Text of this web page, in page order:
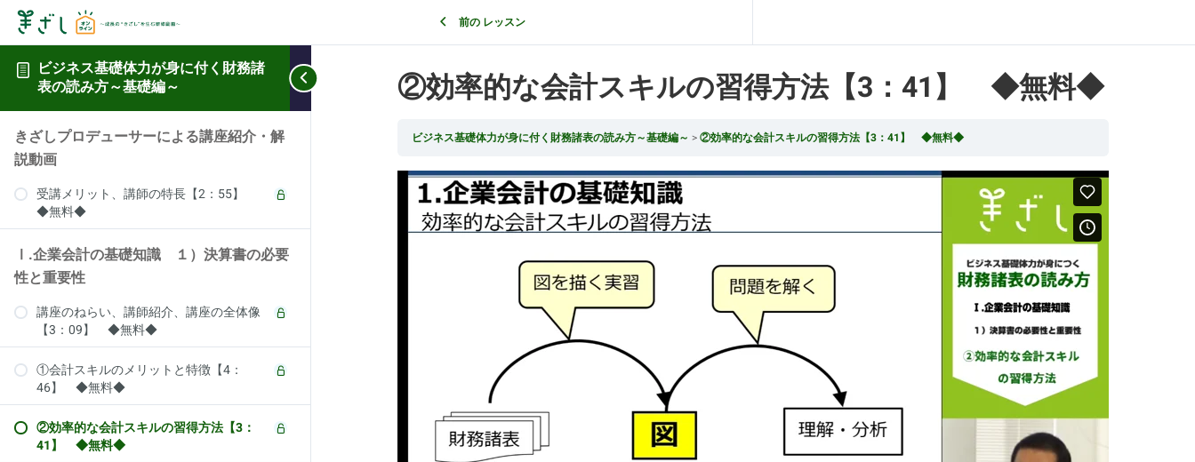
ビジネス基礎体力が身に付く財務諸
表の読み方～基礎編～
きざしプロデューサーによる講座紹介・解
説動画
受講メリット、講師の特長【2：55】
◆無料◆
Ⅰ.企業会計の基礎知識 １）決算書の必要
性と重要性
講座のねらい、講師紹介、講座の全体像
【3：09】 ◆無料◆
①会計スキルのメリットと特徴【4：
46】 ◆無料◆
②効率的な会計スキルの習得方法【3：
41】 ◆無料◆
前の レッスン
②効率的な会計スキルの習得方法【3：41】 ◆無料◆
ビジネス基礎体力が身に付く財務諸表の読み方～基礎編～ ②効率的な会計スキルの習得方法【3：41】 ◆無料◆